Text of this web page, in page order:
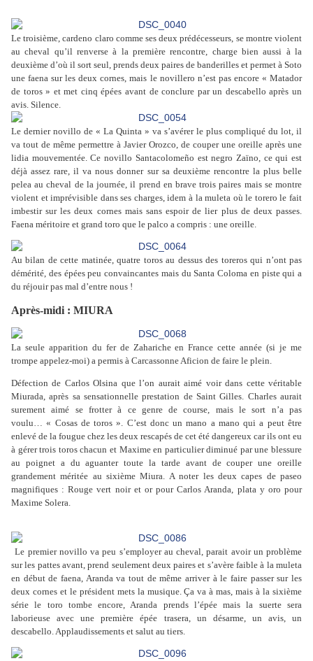
Le troisième, cardeno claro comme ses deux prédécesseurs, se montre violent
au cheval qu’il renverse à la première rencontre, charge bien aussi à la
deuxième d’où il sort seul, prends deux paires de banderilles et permet à Soto
une faena sur les deux cornes, mais le novillero n’est pas encore « Matador
de toros » et met cinq épées avant de conclure par un descabello après un
avis. Silence.
Le dernier novillo de « La Quinta » va s’avérer le plus compliqué du lot, il
va tout de même permettre à Javier Orozco, de couper une oreille après une
lidia mouvementée. Ce novillo Santacolomeño est negro Zaïno, ce qui est
déjà assez rare, il va nous donner sur sa deuxième rencontre la plus belle
pelea au cheval de la journée, il prend en brave trois paires mais se montre
violent et imprévisible dans ses charges, idem à la muleta où le torero le fait
imbestir sur les deux cornes mais sans espoir de lier plus de deux passes.
Faena méritoire et grand toro que le palco a compris : une oreille.
Au bilan de cette matinée, quatre toros au dessus des toreros qui n’ont pas
démérité, des épées peu convaincantes mais du Santa Coloma en piste qui a
du réjouir pas mal d’entre nous !
Après-midi : MIURA
La seule apparition du fer de Zahariche en France cette année (si je me
trompe appelez-moi) a permis à Carcassonne Aficion de faire le plein.
Défection de Carlos Olsina que l’on aurait aimé voir dans cette véritable
Miurada, après sa sensationnelle prestation de Saint Gilles. Charles aurait
surement aimé se frotter à ce genre de course, mais le sort n’a pas
voulu… « Cosas de toros ». C’est donc un mano a mano qui a peut être
enlevé de la fougue chez les deux rescapés de cet été dangereux carils ont eu
à gérer trois toros chacun et Maxime en particulier diminué par une blessure
au poignet a du aguanter toute la tarde avant de couper une oreille
grandement méritée au sixième Miura. A noter les deux capes de paseo
magnifiques : Rouge vert noir et or pour Carlos Aranda, plata y oro pour
Maxime Solera.
Le premier novillo va peu s’employer au cheval, parait avoir un problème
sur les pattes avant, prend seulement deux paires et s’avère faible à la muleta
en début de faena, Aranda va tout de même arriver à le faire passer sur les
deux cornes et le président mets la musique. Ça va à mas, mais à la sixième
série le toro tombe encore, Aranda prends l’épée mais la suerte sera
laborieuse avec une première épée trasera, un désarme, un avis, un
descabello. Applaudissements et salut au tiers.